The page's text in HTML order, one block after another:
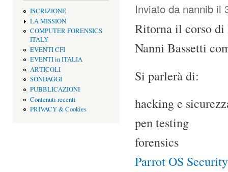
ISCRIZIONE
LA MISSION
COMPUTER FORENSICS
ITALY
EVENTI CFI
EVENTI in ITALIA
ARTICOLI
SONDAGGI
PUBBLICAZIONI
Contenuti recenti
PRIVACY & Cookies
Inviato da nannib il
Ritorna il corso di
Nanni Bassetti
Si parlerà di:
hacking e
pen testing
forensics
Parrot OS Security